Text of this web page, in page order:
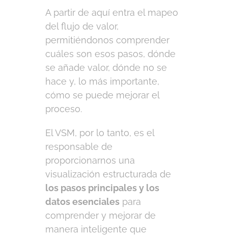
A partir de aquí entra el mapeo
del flujo de valor,
permitiéndonos comprender
cuáles son esos pasos, dónde
se añade valor, dónde no se
hace y, lo más importante,
cómo se puede mejorar el
proceso.
El VSM, por lo tanto, es el
responsable de
proporcionarnos una
visualización estructurada de
los pasos principales y los
datos esenciales para
comprender y mejorar de
manera inteligente que